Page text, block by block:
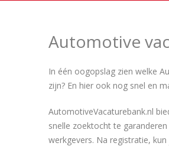
Automotive
In één oogopslag zien welke
zijn? En hier ook nog snel en
AutomotiveVacaturebank.nl
snelle zoektocht te
werkgevers. Na registratie,